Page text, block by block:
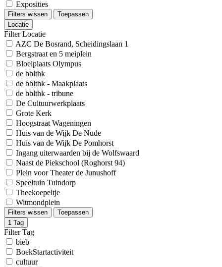
Exposities
Filters wissen
Toepassen
Locatie
Filter Locatie
AZC De Bosrand, Scheidingslaan 1
Bergstraat en 5 meiplein
Bloeiplaats Olympus
de bblthk
de bblthk - Maakplaats
de bblthk - tribune
De Cultuurwerkplaats
Grote Kerk
Hoogstraat Wageningen
Huis van de Wijk De Nude
Huis van de Wijk De Pomhorst
Ingang uiterwaarden bij de Wolfswaard
Naast de Piekschool (Roghorst 94)
Plein voor Theater de Junushoff
Speeltuin Tuindorp
Theekoepeltje
Witmondplein
Filters wissen
Toepassen
1 Tag
Filter Tag
bieb
BoekStartactiviteit
cultuur